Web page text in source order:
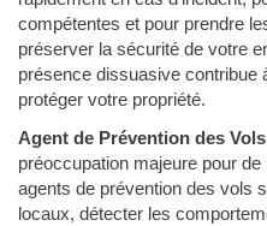
compétentes et pour prendre
préserver la sécurité de votre
présence dissuasive contribue
protéger votre propriété.
Agent de Prévention des
préoccupation majeure pour
agents de prévention des vols
locaux, détecter les